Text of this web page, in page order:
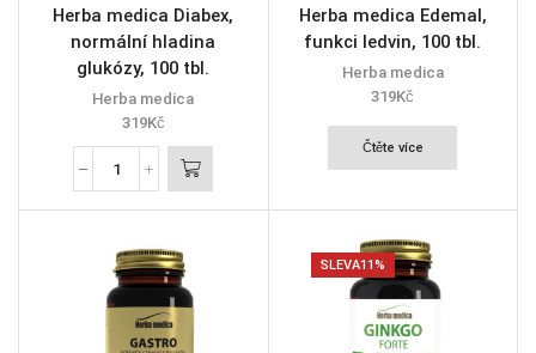
Herba medica Diabex,
normální hladina
glukózy, 100 tbl.
Herba medica
319Kč
Herba medica Edemal,
funkci ledvin, 100 tbl.
Herba medica
319Kč
Čtěte více
SLEVA11%